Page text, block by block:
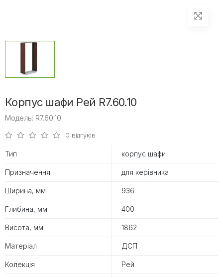
Корпус шафи Рей R7.60.10
Модель: R7.60.10
0 відгуків
Тип корпус шафи
Призначення для керівника
Ширина, мм 936
Глибина, мм 400
Висота, мм 1862
Матеріал ДСП
Колекція Рей